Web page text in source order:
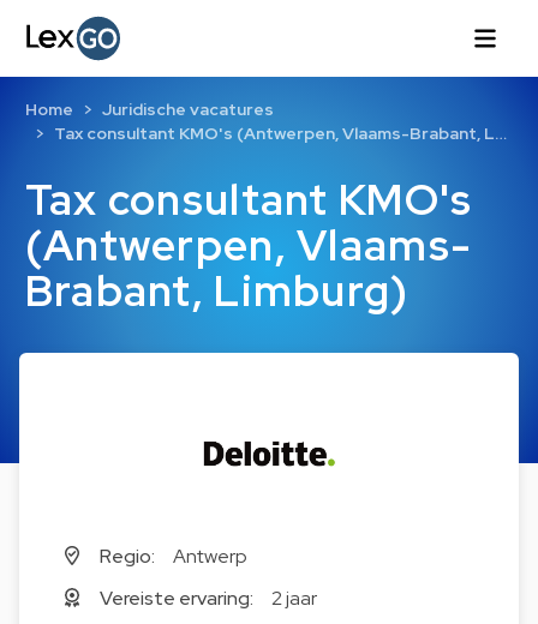
Tax consultant KMO's
(Antwerpen, Vlaams-
Brabant, Limburg)
Home
Juridische vacatures
Tax consultant KMO's (Antwerpen, Vlaams-Brabant, L…
Regio:
Antwerp
Vereiste ervaring:
2 jaar